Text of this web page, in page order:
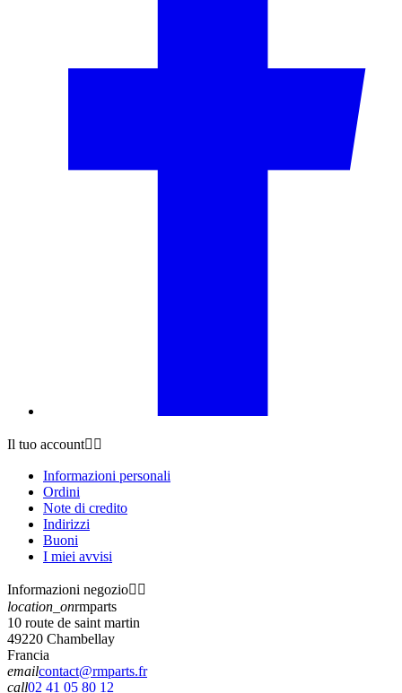
Il tuo account 
Informazioni personali
Ordini
Note di credito
Indirizzi
Buoni
I miei avvisi
Informazioni negozio 
location_onrmparts
10 route de saint martin
49220 Chambellay
Francia
emailcontact@rmparts.fr
call02 41 05 80 12